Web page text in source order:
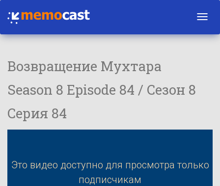
Возвращение Мухтара
Season 8 Episode 84 / Сезон 8
Серия 84
Это видео доступно для просмотра только
подписчикам